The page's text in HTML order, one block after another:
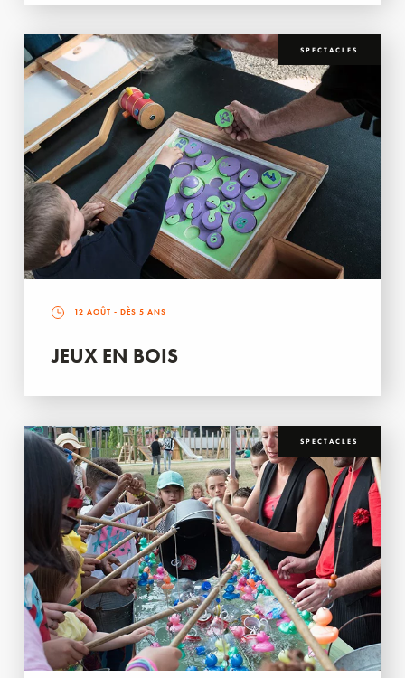
SPECTACLES
12 AOÛT - DÈS 5 ANS
JEUX EN BOIS
SPECTACLES